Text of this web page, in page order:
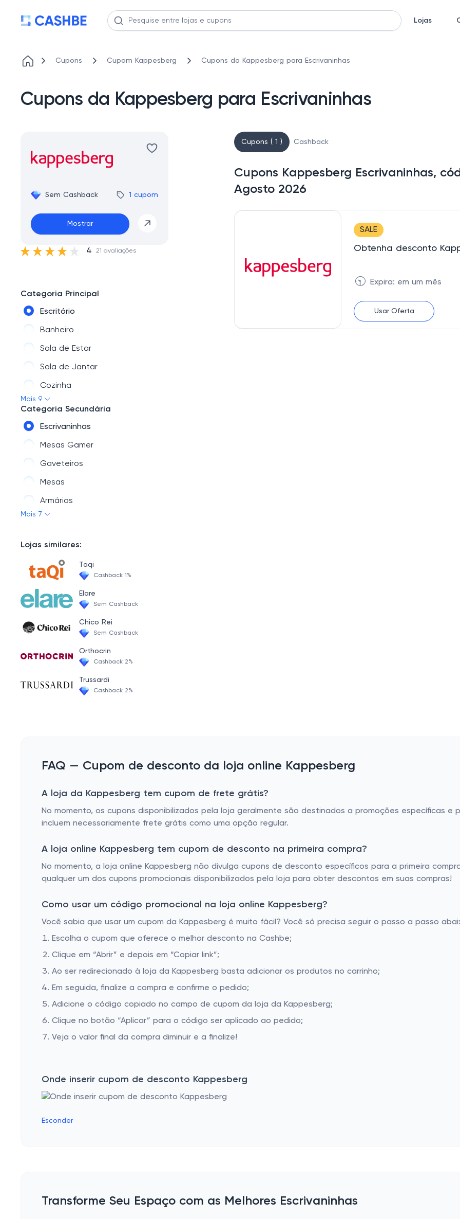
Lojas
Cupons Cupom Kappesberg Cupons da Kappesberg para Escrivaninhas
Cupons da Kappesberg para Escrivaninhas
Sem Cashback 1 cupom
Mostrar
4 21 avaliações
Categoria Principal
Escritório
Banheiro
Sala de Estar
Sala de Jantar
Cozinha
industria
Black Friday
Quarto
Colchões
Mais 9
Categoria Secundária
Escrivaninhas
Mesas Gamer
Gaveteiros
Mesas
Armários
Mais 7
Lojas similares:
Taqi
Cashback 1%
Elare
Sem Cashback
Chico Rei
Sem Cashback
Orthocrin
Cashback 2%
Trussardi
Cashback 2%
Cupons ( 1 ) Cashback
Cupons Kappesberg Escrivaninhas,
Agosto 2026
SALE
Obtenha desconto
🕥 Expira: em um mês
Usar Oferta
FAQ — Cupom de desconto da loja online Kappesberg
A loja da Kappesberg tem cupom de frete grátis?
No momento, os cupons disponibilizados pela loja geralmente são destinados a promoções específicas e
incluem necessariamente frete grátis como uma opção regular.
A loja online Kappesberg tem cupom de desconto na primeira compra?
No momento, a loja online Kappesberg não divulga cupons de desconto específicos para a primeira
qualquer um dos cupons promocionais disponibilizados pela loja para obter descontos em suas compras!
Como usar um código promocional na loja online Kappesberg?
Você sabia que usar um cupom da Kappesberg é muito fácil? Você só precisa seguir o passo a passo
Escolha o cupom que oferece o melhor desconto na Cashbe;
Clique em “Abrir” e depois em “Copiar link”;
Ao ser redirecionado à loja da Kappesberg basta adicionar os produtos no carrinho;
Em seguida, finalize a compra e confirme o pedido;
Adicione o código copiado no campo de cupom da loja da Kappesberg;
Clique no botão “Aplicar” para o código ser aplicado ao pedido;
Veja o valor final da compra diminuir e a finalize!
Onde inserir cupom de desconto Kappesberg
Esconder
Transforme Seu Espaço com as Melhores Escrivaninhas